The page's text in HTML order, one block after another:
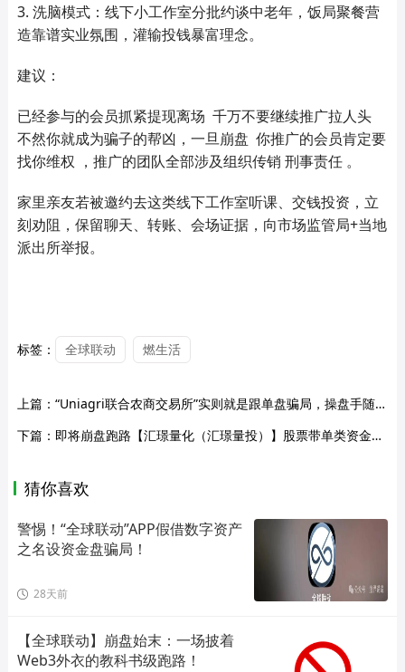
3. 洗脑模式：线下小工作室分批约谈中老年，饭局聚餐营
造靠谱实业氛围，灌输投钱暴富理念。
建议：
已经参与的会员抓紧提现离场 千万不要继续推广拉人头
不然你就成为骗子的帮凶，一旦崩盘 你推广的会员肯定要
找你维权 ，推广的团队全部涉及组织传销 刑事责任 。
家里亲友若被邀约去这类线下工作室听课、交钱投资，立
刻劝阻，保留聊天、转账、会场证据，向市场监管局+当地
派出所举报。
标签： 全球联动 燃生活
上篇： “Uniagri联合农商交易所”实则就是跟单盘骗局，操盘手随意操控后台涨跌！
下篇： 即将崩盘跑路【汇璟量化（汇璟量投）】股票带单类资金盘骗局，日收益高达3%，大量单割会员不让提现！
猜你喜欢
警惕！“全球联动”APP假借数字资产
之名设资金盘骗局！
28天前
【全球联动】崩盘始末：一场披着
Web3外衣的教科书级跑路！